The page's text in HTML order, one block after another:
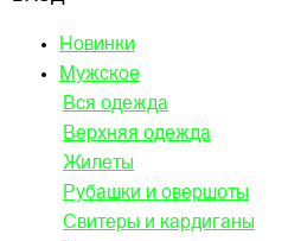
Новинки
Мужское
Вся одежда
Верхняя одежда
Жилеты
Рубашки и овершоты
Свитеры и кардиганы